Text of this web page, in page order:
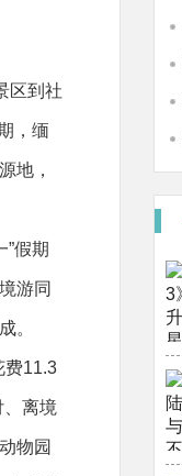
区到社
，缅
地，
假期
游同
。
费11.3
离境
物园